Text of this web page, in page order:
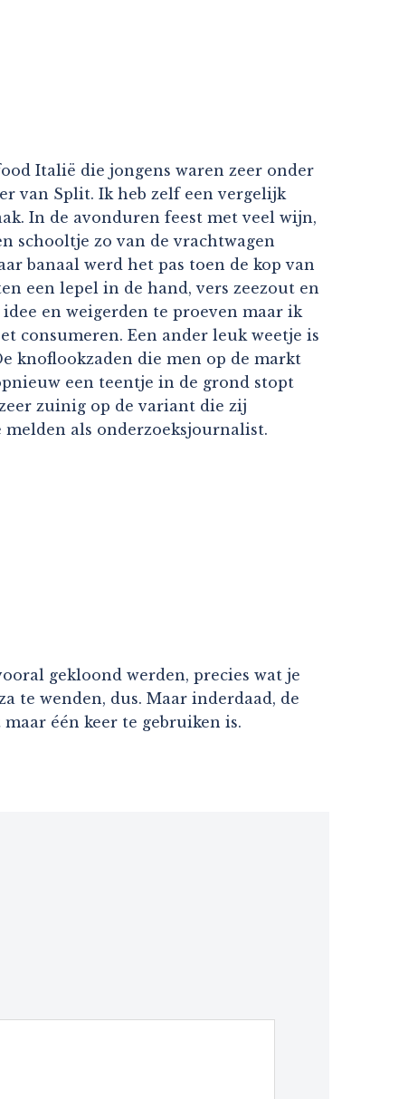
Italië die jongens waren zeer onder
van Split. Ik heb zelf een vergelijk
In de avonduren feest met veel wijn,
schooltje zo van de vrachtwagen
banaal werd het pas toen de kop van
een lepel in de hand, vers zeezout en
en weigerden te proeven maar ik
consumeren. Een ander leuk weetje is
knoflookzaden die men op de markt
een teentje in de grond stopt
zuinig op de variant die zij
als onderzoeksjournalist.
gekloond werden, precies wat je
te wenden, dus. Maar inderdaad, de
één keer te gebruiken is.